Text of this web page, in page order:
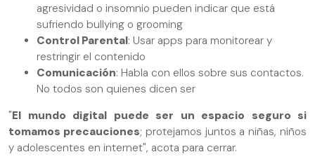
agresividad o insomnio pueden indicar que está
sufriendo bullying o grooming
Control Parental: Usar apps para monitorear y
restringir el contenido
Comunicación: Habla con ellos sobre sus contactos.
No todos son quienes dicen ser
"El mundo digital puede ser un espacio seguro si
tomamos precauciones; protejamos juntos a niñas, niños
y adolescentes en internet", acota para cerrar.